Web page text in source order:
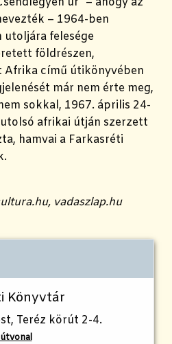
– 1964-ben
utoljára felesége
földrészen,
Afrika című útikönyvében
már nem érte meg,
sokkal, 1967. április 24-
afrikai útján szerzett
hamvai a Farkasréti
vadaszlap.hu
Könyvtár
Teréz körút 2-4.
útvonal